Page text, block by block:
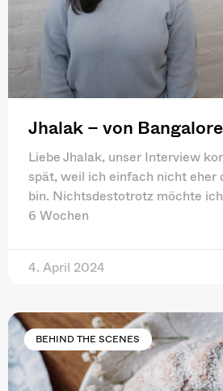
Jhalak – von
Liebe Jhalak, unser Interview
spät, weil ich einfach nicht eher
bin. Nichtsdestotrotz möchte
6 Wochen
4. April 2024
BEHIND THE SCENES